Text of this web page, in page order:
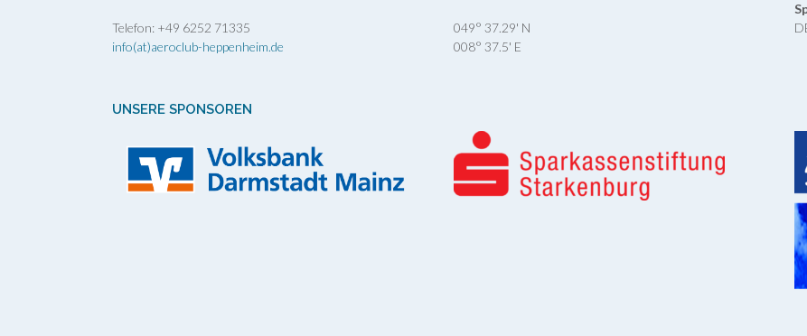
Telefon: +49 6252 71335
info(at)aeroclub-heppenheim.de
049° 37.29' N
008° 37.5' E
UNSERE SPONSOREN